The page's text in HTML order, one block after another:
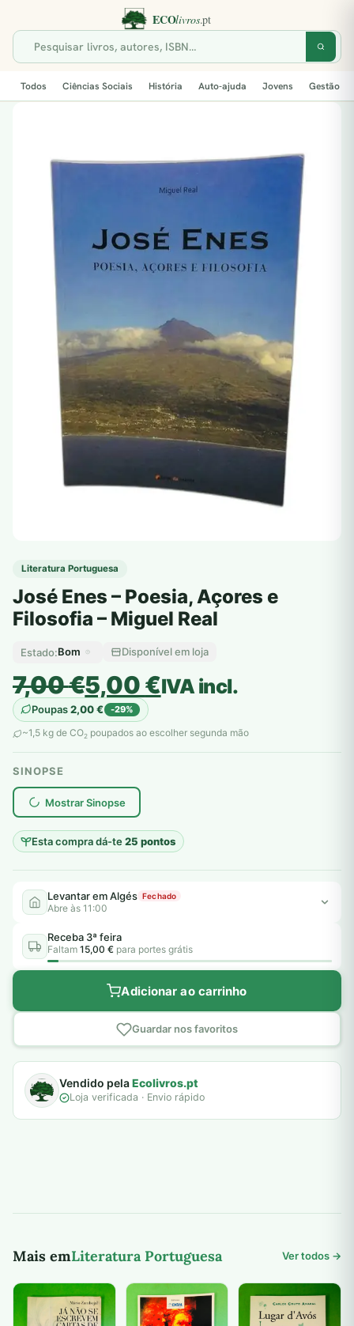
Todos Ciências Sociais História Auto-ajuda Jovens Gestão
Literatura Portuguesa
José Enes – Poesia, Açores e
Filosofia – Miguel Real
Estado:Bom Disponível em loja
7,00€
O
preço
original
era:
7,00 €.
5,00€
O
preço
atual
é:
5,00 €.
IVA incl.
Poupas2,00€ -29%
~1,5 kg de CO2 poupados ao escolher segunda mão
SINOPSE
Mostrar Sinopse
Esta compra dá-te25 pontos
plantar árvores reais
Levantar em Algés Fechado
Abre às 11:00
Receba 3ª feira
Faltam 15,00 € para portes grátis
Adicionar ao carrinho
Guardar nos favoritos
Vendido pelaEcolivros.pt
Loja verificada · Envio rápido
Mais emLiteratura Portuguesa Ver todos →